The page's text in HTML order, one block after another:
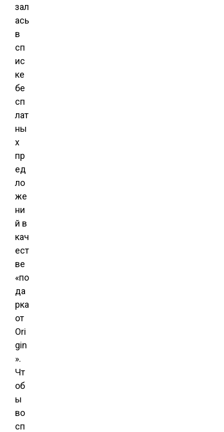
зал
ась
в
сп
ис
ке
бе
сп
лат
ны
х
пр
ед
ло
же
ни
й в
кач
ест
ве
«по
да
рка
от
Ori
gin
».
Чт
об
ы
во
сп